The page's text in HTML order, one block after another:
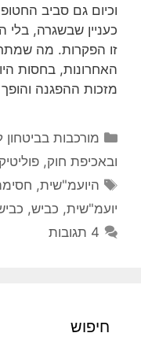
וכיום גם סביב
כעניין שבשגרה, בלי
זו הפקרות. מה
האחרונות, בחסות
מזכות ההפגנה
קטגוריות
מורכבות בביטחון
ובאכיפת חוק,
תגיות
היועמ"שית,
יועמ"שית, כביש,
4 תגובות
חיפוש